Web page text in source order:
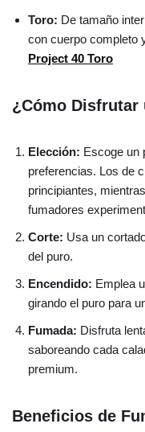
Toro: De tamaño
con cuerpo completo
Project 40 Toro
¿Cómo Disfrutar
Elección: Escoge un
preferencias. Los de
principiantes,
fumadores
Corte: Usa un
del puro.
Encendido: Emplea
girando el puro para
Fumada: Disfruta
saboreando cada
premium.
Beneficios de